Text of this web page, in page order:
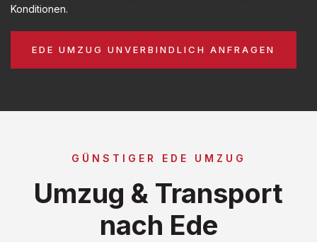
Konditionen.
EDE UMZUG UNVERBINDLICH ANFRAGEN
GÜNSTIGER EDE UMZUG
Umzug & Transport
nach Ede